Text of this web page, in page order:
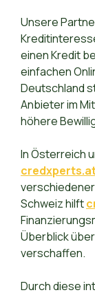
Unsere
einen Kredit
einfachen
Deutschland
Anbieter im
höhere
In Österreich
Schweiz hilft
Überblick
verschaffen.
Durch diese